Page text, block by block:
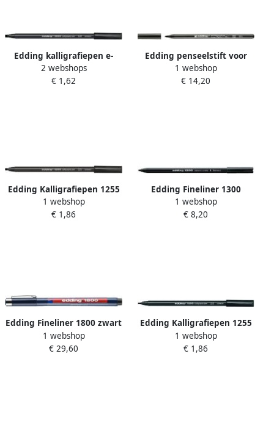
Edding kalligrafiepen e-
1255 5 0 mm zwart
2 webshops
€ 1,62
Edding penseelstift voor
porselein e 4200 zwart
1 webshop
€ 14,20
Edding Kalligrafiepen 1255
zwart 3.5mm
1 webshop
€ 1,86
Edding Fineliner 1300
medium zwart
1 webshop
€ 8,20
Edding Fineliner 1800 zwart
0.7mm
1 webshop
€ 29,60
Edding Kalligrafiepen 1255
2.0mm zwart
1 webshop
€ 1,86